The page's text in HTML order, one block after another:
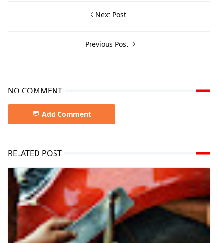
Next Post
Previous Post
NO COMMENT
Add Comment
RELATED POST